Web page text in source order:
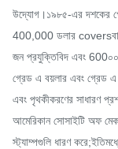
উদ্যোগ।১৯৮৫-এর দশকের
400,000 ডলার
জন প্রযুক্তিবিদ এবং 600০০
গ্রেড এ বয়লার এবং গ্রেড এ
এবং পৃথকীকরণের সাধারণ
আমেরিকান সোসাইটি অফ
স্ট্যাম্পগুলি ধারণ